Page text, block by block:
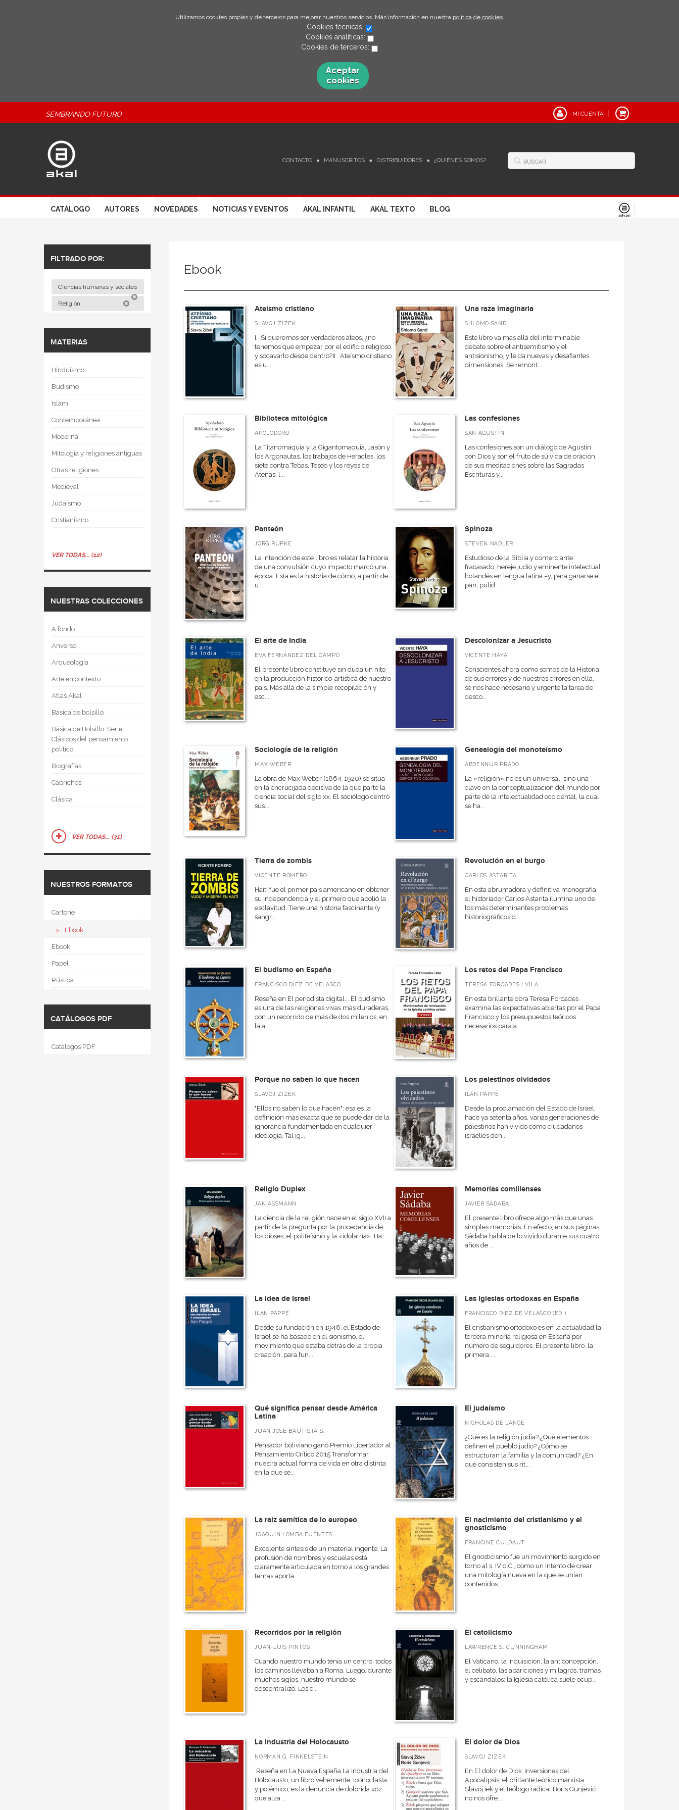
Utilizamos cookies propias y de terceros para mejorar nuestros servicios. Más información en nuestra política de cookies.
Cookies técnicas:
Cookies analíticas:
Cookies de terceros:
Aceptar
cookies
SEMBRANDO FUTURO MI CUENTA
CONTACTO MANUSCRITOS DISTRIBUIDORES ¿QUIÉNES SOMOS?
CATÁLOGO AUTORES NOVEDADES NOTICIAS Y EVENTOS AKAL INFANTIL AKAL TEXTO BLOG
FILTRADO POR:
Ciencias humanas y sociales
Religión
MATERIAS
Hinduismo
Budismo
Islam
Contemporánea
Moderna
Mitología y religiones antiguas
Otras religiones
Medieval
Judaísmo
Cristianismo
VER TODAS... (12)
NUESTRAS COLECCIONES
A fondo
Anverso
Arqueología
Arte en contexto
Atlas Akal
Básica de bolsillo
Básica de Bolsillo  Serie
Clásicos del pensamiento
político
Biografías
Caprichos
Clásica
VER TODAS... (31)
NUESTROS FORMATOS
Cartoné
Ebook
Ebook
Papel
Rústica
CATÁLOGOS PDF
Catálogos PDF
Ebook
Ateísmo cristiano
SLAVOJ ZIZEK
I. Si queremos ser verdaderos ateos, ¿no
tenemos que empezar por el edificio religioso
y socavarlo desde dentro?II. Ateísmo cristiano
es u...
Una raza imaginaria
SHLOMO SAND
Este libro va más allá del interminable
debate sobre el antisemitismo y el
antisionismo, y le da nuevas y desafiantes
dimensiones. Se remont...
Biblioteca mitológica
APOLODORO
La Titanomaquia y la Gigantomaquia, Jasón y
los Argonautas, los trabajos de Heracles, los
siete contra Tebas, Teseo y los reyes de
Atenas, l...
Las confesiones
SAN AGUSTÍN
Las confesiones son un diálogo de Agustín
con Dios y son el fruto de su vida de oración,
de sus meditaciones sobre las Sagradas
Escrituras y...
Panteón
JÖRG RÜPKE
La intención de este libro es relatar la historia
de una convulsión cuyo impacto marcó una
época. Esta es la historia de cómo, a partir de
u...
Spinoza
STEVEN NADLER
Estudioso de la Biblia y comerciante
fracasado, hereje judío y eminente intelectual
holandés en lengua latina –y, para ganarse el
pan, pulid...
El arte de India
EVA FERNÁNDEZ DEL CAMPO
El presente libro constituye sin duda un hito
en la producción histórico-artística de nuestro
país. Más allá de la simple recopilación y
esc...
Descolonizar a Jesucristo
VICENTE HAYA
Conscientes ahora como somos de la Historia,
de sus errores y de nuestros errores en ella,
se nos hace necesario y urgente la tarea de
desco...
Sociología de la religión
MAX WEBER
La obra de Max Weber (1864-1920) se sitúa
en la encrucijada decisiva de la que parte la
ciencia social del siglo xx. El sociólogo centró
sus...
Genealogía del monoteísmo
ABDENNUR PRADO
La «religión» no es un universal, sino una
clave en la conceptualización del mundo por
parte de la intelectualidad occidental, la cual
se ha...
Tierra de zombis
VICENTE ROMERO
Haití fue el primer país americano en obtener
su independencia y el primero que abolió la
esclavitud. Tiene una historia fascinante (y
sangr...
Revolución en el burgo
CARLOS ASTARITA
En esta abrumadora y definitiva monografía,
el historiador Carlos Astarita ilumina uno de
los más determinantes problemas
historiográficos d...
El budismo en España
FRANCISCO DÍEZ DE VELASCO
Reseña en El periodista digital... El budismo
es una de las religiones vivas más duraderas,
con un recorrido de más de dos milenios, en
la a...
Los retos del Papa Francisco
TERESA FORCADES I VILA
En esta brillante obra Teresa Forcades
examina las expectativas abiertas por el Papa
Francisco y los presupuestos teóricos
necesarios para a...
Porque no saben lo que hacen
SLAVOJ ZIZEK
"Ellos no saben lo que hacen": esa es la
definición más exacta que se puede dar de la
ignorancia fundamentada en cualquier
ideología. Tal ig...
Los palestinos olvidados
ILAN PAPPÉ
Desde la proclamación del Estado de Israel,
hace ya setenta años, varias generaciones de
palestinos han vivido como ciudadanos
israelíes den...
Religio Duplex
JAN ASSMANN
La ciencia de la religión nace en el siglo XVII a
partir de la pregunta por la procedencia de
los dioses, el politeísmo y la «idolatría». Ha...
Memorias comillenses
JAVIER SÁDABA
El presente libro ofrece algo más que unas
simples memorias. En efecto, en sus páginas
Sádaba habla de lo vivido durante sus cuatro
años de ...
La idea de Israel
ILAN PAPPÉ
Desde su fundación en 1948, el Estado de
Israel se ha basado en el sionismo, el
movimiento que estaba detrás de la propia
creación, para fun...
Las iglesias ortodoxas en España
FRANCISCO DÍEZ DE VELASCO (ED.)
El cristianismo ortodoxo es en la actualidad la
tercera minoría religiosa en España por
número de seguidores. El presente libro, la
primera ...
Qué significa pensar desde América
Latina
JUAN JOSÉ BAUTISTA S.
Pensador boliviano ganó Premio Libertador al
Pensamiento Crítico 2015 Transformar
nuestra actual forma de vida en otra distinta
en la que se...
El judaísmo
NICHOLAS DE LANGE
¿Qué es la religión judía? ¿Qué elementos
definen el pueblo judío? ¿Cómo se
estructuran la familia y la comunidad? ¿En
qué consisten sus rit...
La raíz semítica de lo europeo
JOAQUÍN LOMBA FUENTES
Excelente síntesis de un material ingente. La
profusión de nombres y escuelas está
claramente articulada en torno a los grandes
temas aporta...
El nacimiento del cristianismo y el
gnosticismo
FRANCINE CULDAUT
El gnosticismo fue un movimiento surgido en
torno al s. IV d.C., como un intento de crear
una mitología nueva en la que se unían
contenidos ...
Recorridos por la religión
JUAN-LUIS PINTOS
Cuando nuestro mundo tenía un centro, todos
los caminos llevaban a Roma. Luego, durante
muchos siglos, nuestro mundo se
descentralizó. Los c...
El catolicismo
LAWRENCE S. CUNNINGHAM
El Vaticano, la Inquisición, la anticoncepción,
el celibato, las apariciones y milagros, tramas
y escándalos: la Iglesia católica suele ocup...
La industria del Holocausto
NORMAN G. FINKELSTEIN
Reseña en La Nueva España La industria del
Holocausto, un libro vehemente, iconoclasta
y polémico, es la denuncia de dolorida voz
que alza ...
El dolor de Dios
SLAVOJ ZIZEK
En El dolor de Dios. Inversiones del
Apocalipsis, el brillante teórico marxista
Slavoj iek y el teólogo radical Boris Gunjević
no nos ofre...